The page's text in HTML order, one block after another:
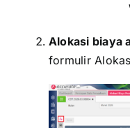
Alokasi biaya
formulir